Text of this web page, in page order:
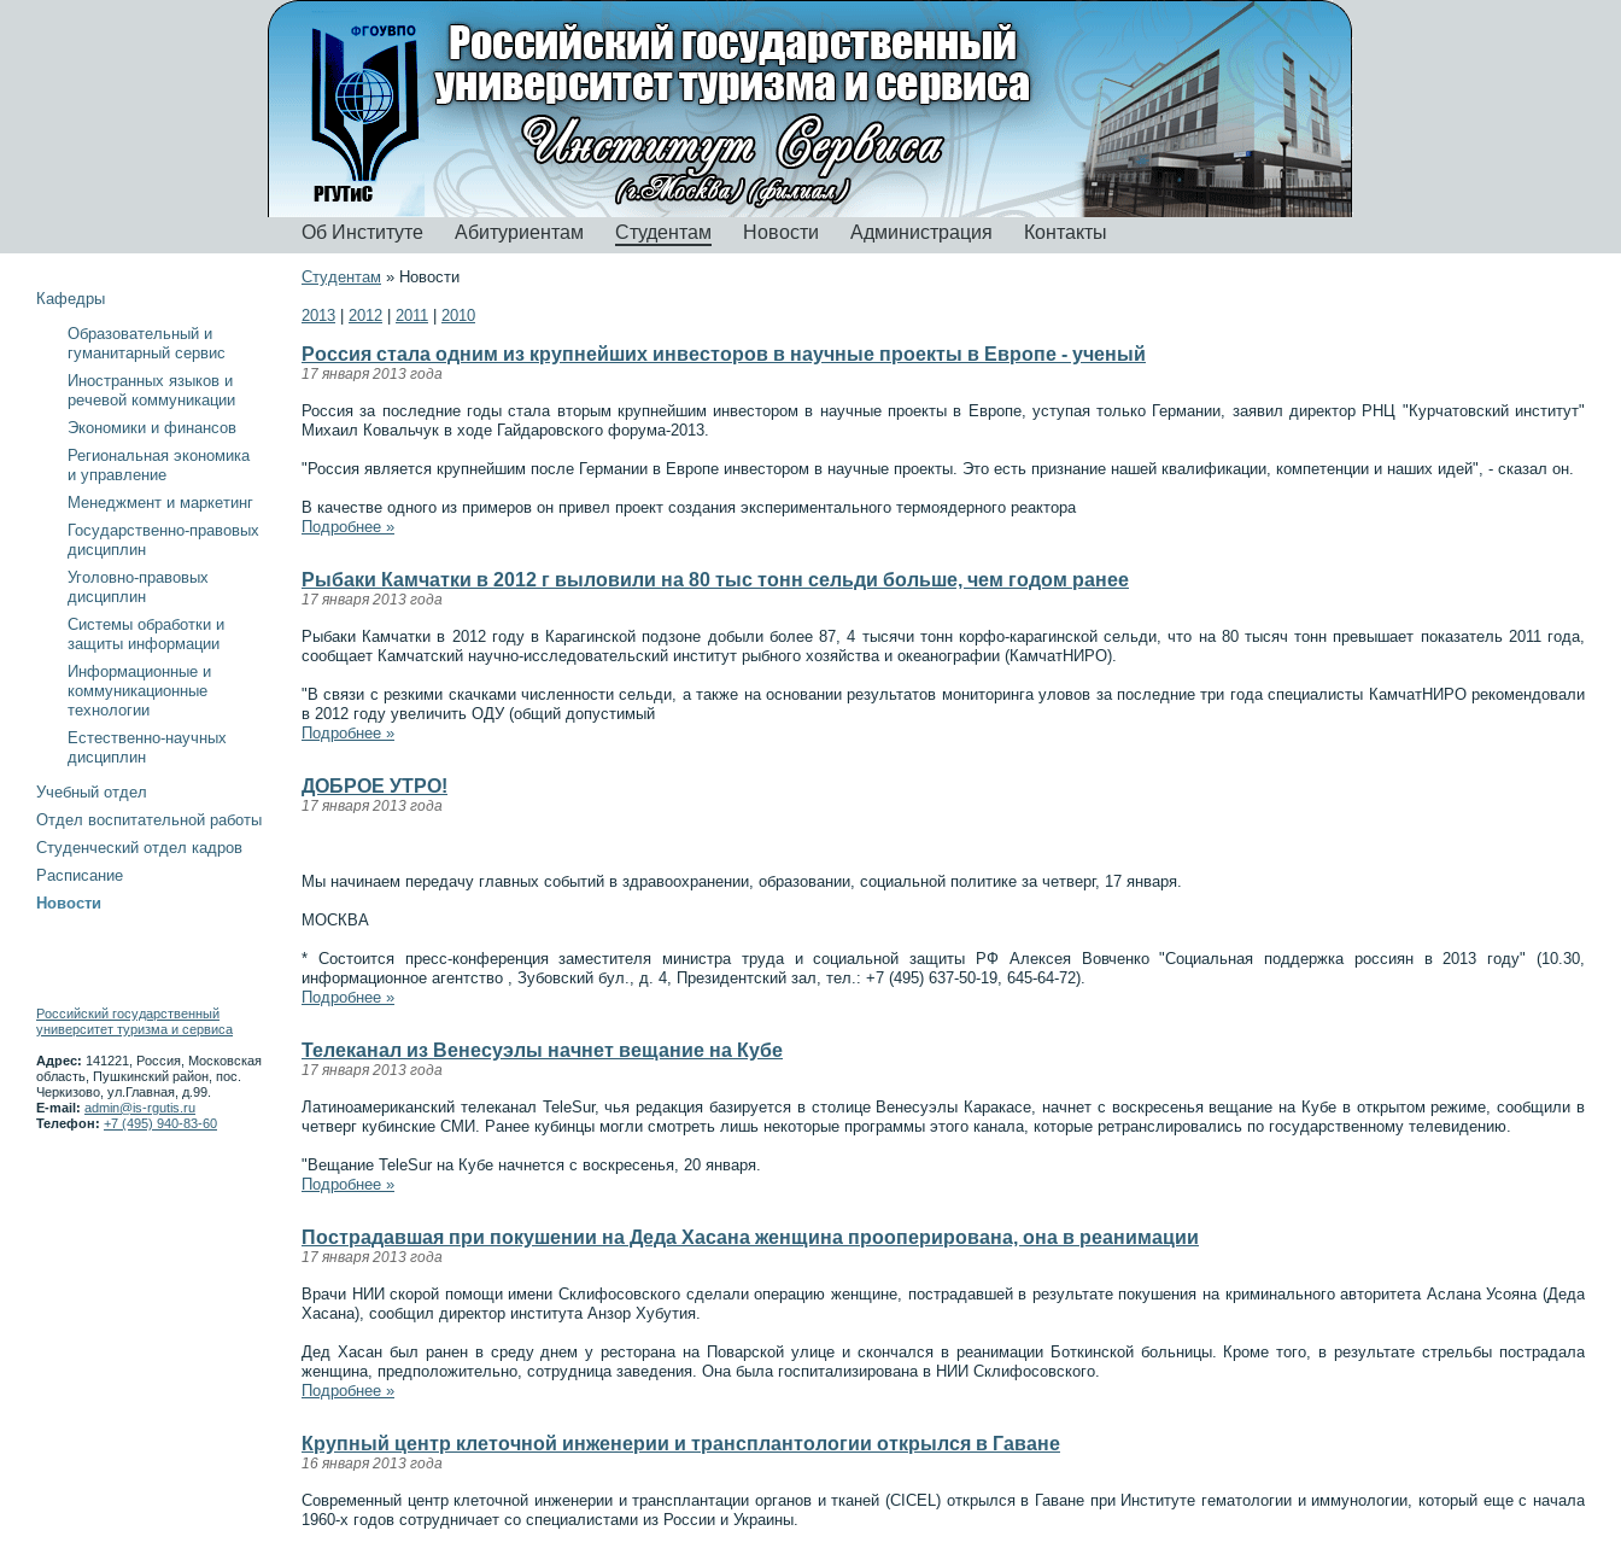
Об Институте Абитуриентам Студентам Новости Администрация Контакты
Студентам » Новости
2013 2012 2011 2010
Россия стала одним из крупнейших инвесторов в научные проекты в Европе - ученый
17 января 2013 года
Россия за последние годы стала вторым крупнейшим инвестором в научные проекты в Европе, уступая только Германии, заявил директор РНЦ "Курчатовский институт"
Михаил Ковальчук в ходе Гайдаровского форума-2013.
"Россия является крупнейшим после Германии в Европе инвестором в научные проекты. Это есть признание нашей квалификации, компетенции и наших идей", - сказал он.
В качестве одного из примеров он привел проект создания экспериментального термоядерного реактора
Подробнее »
Рыбаки Камчатки в 2012 г выловили на 80 тыс тонн сельди больше, чем годом ранее
17 января 2013 года
Рыбаки Камчатки в 2012 году в Карагинской подзоне добыли более 87, 4 тысячи тонн корфо-карагинской сельди, что на 80 тысяч тонн превышает показатель 2011 года,
сообщает Камчатский научно-исследовательский институт рыбного хозяйства и океанографии (КамчатНИРО).
"В связи с резкими скачками численности сельди, а также на основании результатов мониторинга уловов за последние три года специалисты КамчатНИРО рекомендовали
в 2012 году увеличить ОДУ (общий допустимый
Подробнее »
ДОБРОЕ УТРО!
17 января 2013 года
Мы начинаем передачу главных событий в здравоохранении, образовании, социальной политике за четверг, 17 января.
МОСКВА
* Состоится пресс-конференция заместителя министра труда и социальной защиты РФ Алексея Вовченко "Социальная поддержка россиян в 2013 году" (10.30,
информационное агентство , Зубовский бул., д. 4, Президентский зал, тел.: +7 (495) 637-50-19, 645-64-72).
Подробнее »
Телеканал из Венесуэлы начнет вещание на Кубе
17 января 2013 года
Латиноамериканский телеканал TeleSur, чья редакция базируется в столице Венесуэлы Каракасе, начнет с воскресенья вещание на Кубе в открытом режиме, сообщили в
четверг кубинские СМИ. Ранее кубинцы могли смотреть лишь некоторые программы этого канала, которые ретранслировались по государственному телевидению.
"Вещание TeleSur на Кубе начнется с воскресенья, 20 января.
Подробнее »
Пострадавшая при покушении на Деда Хасана женщина прооперирована, она в реанимации
17 января 2013 года
Врачи НИИ скорой помощи имени Склифосовского сделали операцию женщине, пострадавшей в результате покушения на криминального авторитета Аслана Усояна (Деда
Хасана), сообщил директор института Анзор Хубутия.
Дед Хасан был ранен в среду днем у ресторана на Поварской улице и скончался в реанимации Боткинской больницы. Кроме того, в результате стрельбы пострадала
женщина, предположительно, сотрудница заведения. Она была госпитализирована в НИИ Склифосовского.
Подробнее »
Крупный центр клеточной инженерии и трансплантологии открылся в Гаване
16 января 2013 года
Современный центр клеточной инженерии и трансплантации органов и тканей (CICEL) открылся в Гаване при Институте гематологии и иммунологии, который еще с начала
1960-х годов сотрудничает со специалистами из России и Украины.
Кафедры
Образовательный и
гуманитарный сервис
Иностранных языков и
речевой коммуникации
Экономики и финансов
Региональная экономика
и управление
Менеджмент и маркетинг
Государственно-правовых
дисциплин
Уголовно-правовых
дисциплин
Системы обработки и
защиты информации
Информационные и
коммуникационные
технологии
Естественно-научных
дисциплин
Учебный отдел
Отдел воспитательной работы
Студенческий отдел кадров
Расписание
Новости
Российский государственный
университет туризма и сервиса
Адрес: 141221, Россия, Московская
область, Пушкинский район, пос.
Черкизово, ул.Главная, д.99.
E-mail: admin@is-rgutis.ru
Телефон: +7 (495) 940-83-60